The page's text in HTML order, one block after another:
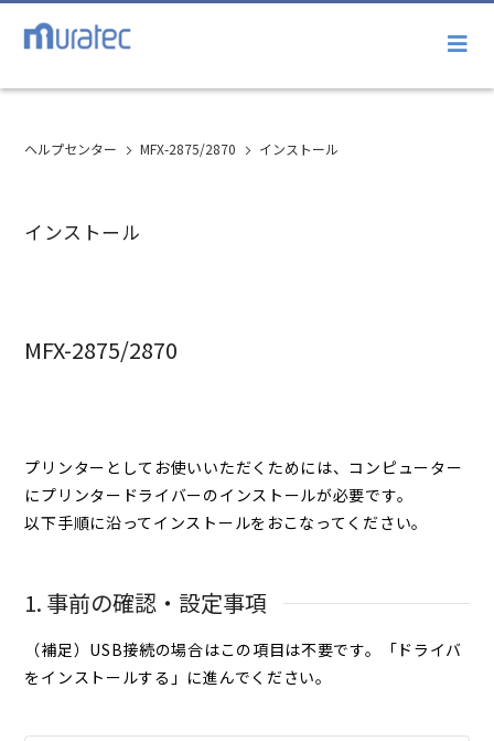
ヘルプセンター MFX-2875/2870 インストール
インストール
MFX-2875/2870
プリンターとしてお使いいただくためには、コンピューター
にプリンタードライバーのインストールが必要です。
以下手順に沿ってインストールをおこなってください。
1. 事前の確認・設定事項
（補足）USB接続の場合はこの項目は不要です。「ドライバ
をインストールする」に進んでください。